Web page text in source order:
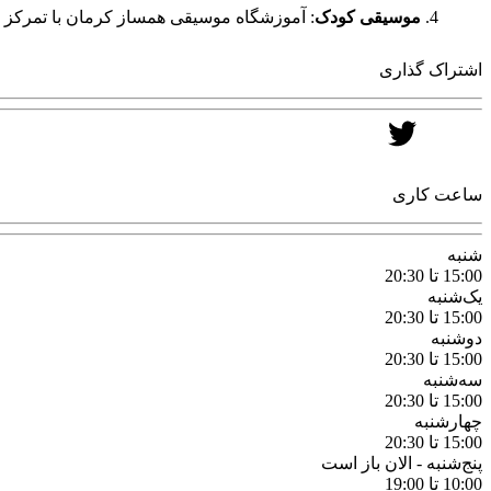
موسیقی کودک: آموزشگاه موسیقی همساز کرمان با
اشتراک گذاری
ساعت کاری
شنبه
15:00 تا 20:30
یک‌شنبه
15:00 تا 20:30
دوشنبه
15:00 تا 20:30
سه‌شنبه
15:00 تا 20:30
چهارشنبه
15:00 تا 20:30
پنج‌شنبه - الان باز است
10:00 تا 19:00